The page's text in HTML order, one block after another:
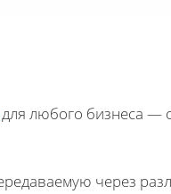
для любого бизнеса —
через